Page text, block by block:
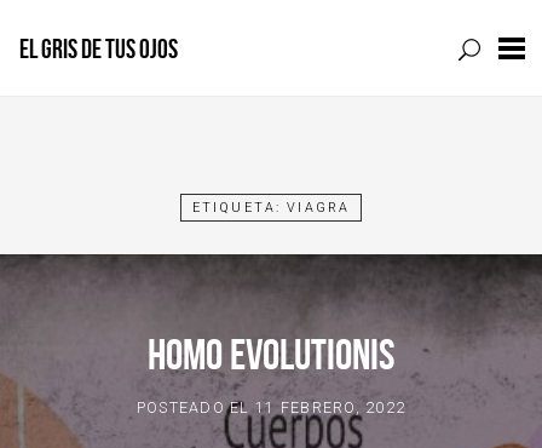
EL GRIS DE TUS OJOS
ETIQUETA:VIAGRA
HOMO EVOLUTIONIS
POSTEADO EL 11 FEBRERO, 2022